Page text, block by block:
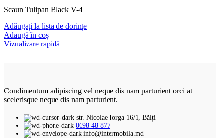
Scaun Tulipan Black V-4
Adăugați la lista de dorințe
Adaugă în coș
Vizualizare rapidă
Condimentum adipiscing vel neque dis nam parturient orci at
scelerisque neque dis nam parturient.
str. Nicolae Iorga 16/1, Bălți
0698 48 877
info@intermobila.md